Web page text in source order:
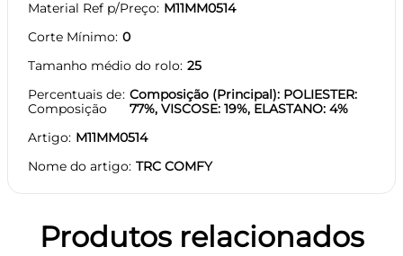
Material Ref p/Preço M11MM0514
Corte Mínimo 0
Tamanho médio do rolo 25
Percentuais de
Composição
Composição (Principal): POLIESTER:
77%, VISCOSE: 19%, ELASTANO: 4%
Artigo M11MM0514
Nome do artigo TRC COMFY
Produtos relacionados